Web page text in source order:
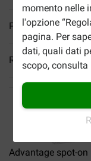
momento nelle
l'opzione
pagina. Per
dati, quali dati
scopo, consulta
Più informazioni
Reviews
Advantage spot-on